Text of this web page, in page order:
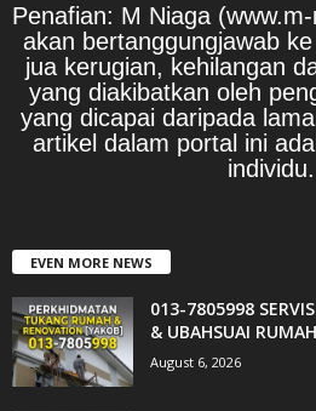
Penafian: M Niaga
akan bertanggungjawab
jua kerugian, kehilangan
yang diakibatkan oleh
yang dicapai daripada
artikel dalam portal ini
individu.
EVEN MORE NEWS
013-7805998
& UBAHSUAI
August 6, 2026